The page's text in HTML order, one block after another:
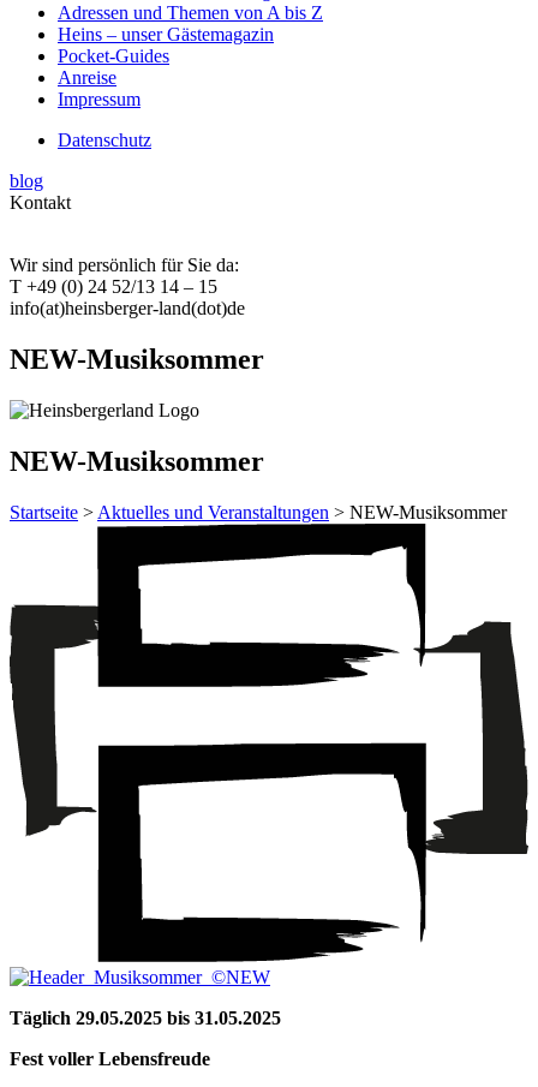
Adressen und Themen von A bis Z
Heins – unser Gästemagazin
Pocket-Guides
Anreise
Impressum
Datenschutz
blog
Kontakt
Wir sind persönlich für Sie da:
T +49 (0) 24 52/13 14 – 15
info(at)heinsberger-land(dot)de
NEW-Musiksommer
NEW-Musiksommer
Startseite > Aktuelles und Veranstaltungen > NEW-Musiksommer
Täglich 29.05.2025 bis 31.05.2025
Fest voller Lebensfreude